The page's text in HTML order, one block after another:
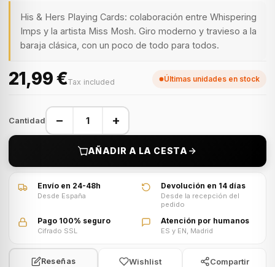
His & Hers Playing Cards: colaboración entre Whispering
Imps y la artista Miss Mosh. Giro moderno y travieso a la
baraja clásica, con un poco de todo para todos.
21,99 €Tax included Últimas unidades en stock
Cantidad − +
AÑADIR A LA CESTA
Envío en 24-48h
Desde España
Devolución en 14 días
Desde la recepción del
pedido
Pago 100% seguro
Cifrado SSL
Atención por humanos
ES y EN, Madrid
Reseñas Wishlist Compartir